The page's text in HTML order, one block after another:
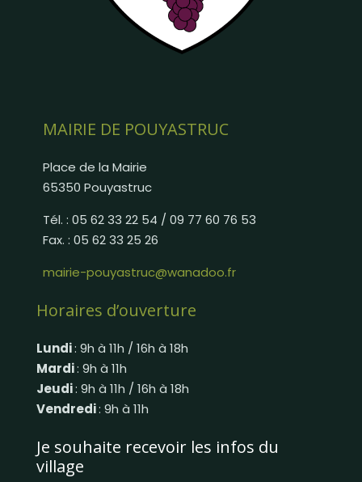
MAIRIE DE POUYASTRUC
Place de la Mairie
65350 Pouyastruc
Tél. : 05 62 33 22 54 / 09 77 60 76 53
Fax. : 05 62 33 25 26
mairie-pouyastruc@wanadoo.fr
Horaires d’ouverture
Lundi: 9h à 11h / 16h à 18h
Mardi: 9h à 11h
Jeudi: 9h à 11h / 16h à 18h
Vendredi: 9h à 11h
Je souhaite recevoir les infos du
village